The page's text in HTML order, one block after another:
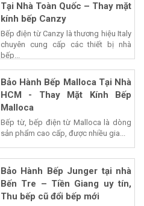
Tại Nhà Toàn Quốc – Thay mặt
kính bếp Canzy
Bếp điện từ Canzy là thương hiệu Italy
chuyên cung cấp các thiết bị nhà
bếp...
Bảo Hành Bếp Malloca Tại Nhà
HCM - Thay Mặt Kính Bếp
Malloca
Bếp từ, bếp điện từ Malloca là dòng
sản phẩm cao cấp, được nhiều gia...
Bảo Hành Bếp Junger tại nhà
Bến Tre – Tiền Giang uy tín,
Thu bếp cũ đổi bếp mới